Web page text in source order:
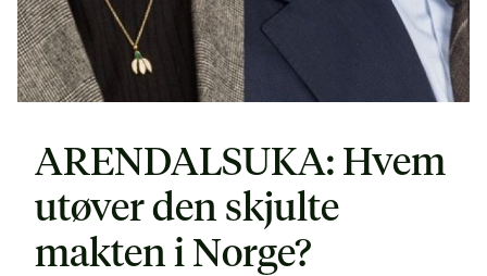
ARENDALSUKA: Hvem
utøver den skjulte
makten i Norge?